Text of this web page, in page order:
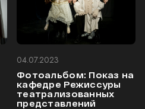
04.07.2023
Фотоальбом: Показ на
кафедре Режиссуры
театрализованных
представлений